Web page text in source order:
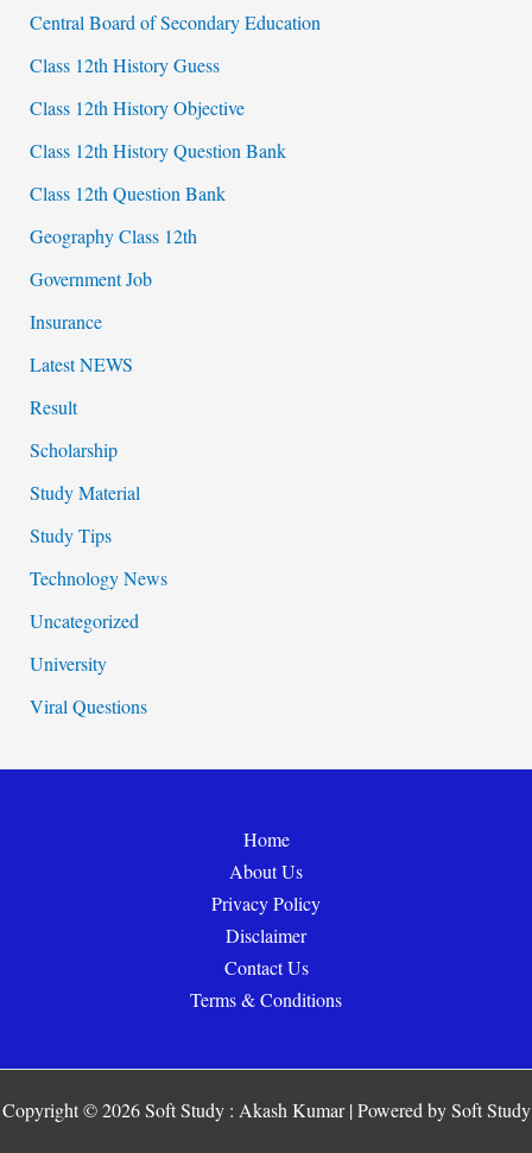
Central Board of Secondary Education
Class 12th History Guess
Class 12th History Objective
Class 12th History Question Bank
Class 12th Question Bank
Geography Class 12th
Government Job
Insurance
Latest NEWS
Result
Scholarship
Study Material
Study Tips
Technology News
Uncategorized
University
Viral Questions
Home
About Us
Privacy Policy
Disclaimer
Contact Us
Terms & Conditions
Copyright © 2026 Soft Study : Akash Kumar | Powered by Soft Study